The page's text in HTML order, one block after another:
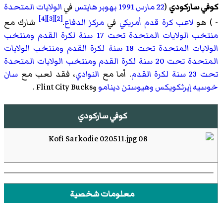
كوفي ساركودي (22 مارس 1991بهوبر هايتسفيالولايات المتحدة
- ) هو لاعب كرة قدم أمريكي في مركز الدفاع.
[2]
[3]
[4]
شارك مع
منتخب الولايات المتحدة تحت 17 سنة لكرة القدم
ومنتخب
الولايات المتحدة تحت 18 سنة لكرة القدم
ومنتخب الولايات
المتحدة تحت 20 سنة لكرة القدم
ومنتخب الولايات المتحدة
تحت 23 سنة لكرة القدم
. أما مع النوادي، فقد لعب مع سان
خوسيه إيرثكويكسوهيوستن دينامووFlint City Bucks .
كوفي ساركودي
معلومات شخصية